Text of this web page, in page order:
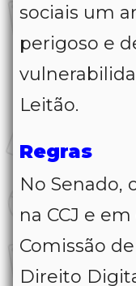
sociais um
perigoso e
Leitão.
Regras
No Senado,
na CCJ e
Comissão
Direito